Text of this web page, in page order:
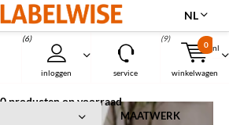
nl
inloggen
(6)
service winkelwagen
0
(9)
NL
producten op voorraad
MAATWERK